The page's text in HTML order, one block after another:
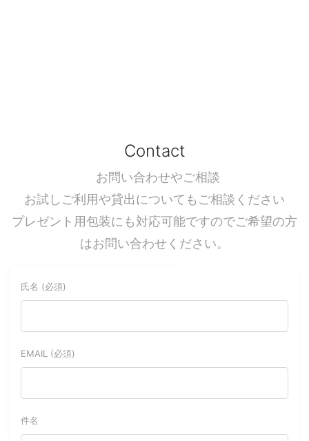
Contact
お問い合わせやご相談
お試しご利用や貸出についてもご相談ください
プレゼント用包装にも対応可能ですのでご希望の方
はお問い合わせください。
氏名 (必須)
EMAIL (必須)
件名